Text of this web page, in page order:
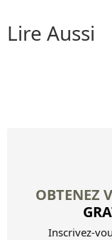
Lire Aussi
OBTENEZ
Inscrivez-